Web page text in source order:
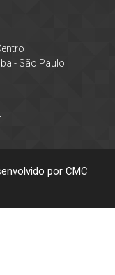
- São Paulo
por CMC